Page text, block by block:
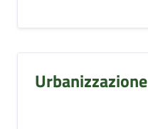
Urbanizzazione